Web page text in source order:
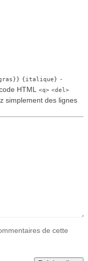
{italique} -
HTML <q> <del>
simplement des lignes
de cette